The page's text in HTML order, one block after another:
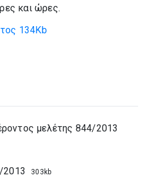
και ώρες.
134Kb
μελέτης 844/2013
2013 303kb